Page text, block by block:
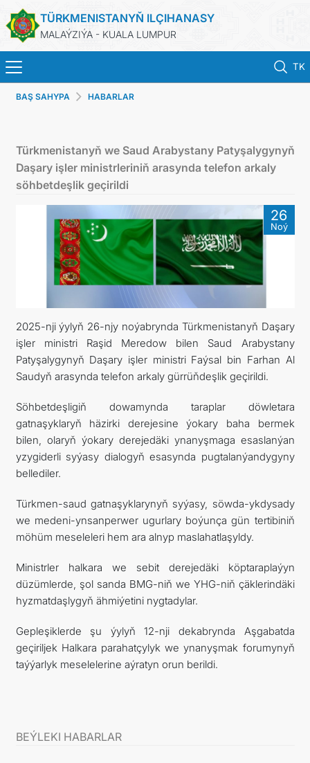
TÜRKMENISTANYŇ ILÇIHANASY
MALAÝZIÝA - KUALA LUMPUR
TK
BAŞ SAHYPA
TÜRKMENISTAN
KONSULLYK HYZMATLARY
DIM
INVEST TO TURKMENISTAN!
ARAGATNAŞYK
BAŞ SAHYPA HABARLAR
Türkmenistanyň we Saud Arabystany Patyşalygynyň
Daşary işler ministrleriniň arasynda telefon arkaly
söhbetdeşlik geçirildi
26
Noý
2025-nji ýylyň 26-njy noýabrynda Türkmenistanyň Daşary
işler ministri Raşid Meredow bilen Saud Arabystany
Patyşalygynyň Daşary işler ministri Faýsal bin Farhan Al
Saudyň arasynda telefon arkaly gürrüňdeşlik geçirildi.
Söhbetdeşligiň dowamynda taraplar döwletara
gatnaşyklaryň häzirki derejesine ýokary baha bermek
bilen, olaryň ýokary derejedäki ynanyşmaga esaslanýan
yzygiderli syýasy dialogyň esasynda pugtalanýandygyny
bellediler.
Türkmen-saud gatnaşyklarynyň syýasy, söwda-ykdysady
we medeni-ynsanperwer ugurlary boýunça gün tertibiniň
möhüm meseleleri hem ara alnyp maslahatlaşyldy.
Ministrler halkara we sebit derejedäki köptaraplaýyn
düzümlerde, şol sanda BMG-niň we YHG-niň çäklerindäki
hyzmatdaşlygyň ähmiýetini nygtadylar.
Gepleşiklerde şu ýylyň 12-nji dekabrynda Aşgabatda
geçiriljek Halkara parahatçylyk we ynanyşmak forumynyň
taýýarlyk meselelerine aýratyn orun berildi.
BEÝLEKI HABARLAR